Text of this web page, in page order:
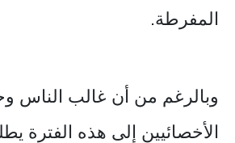
المفرطة.
وبالرغم من أن غالب الناس
الأخصائيين إلى هذه الفترة